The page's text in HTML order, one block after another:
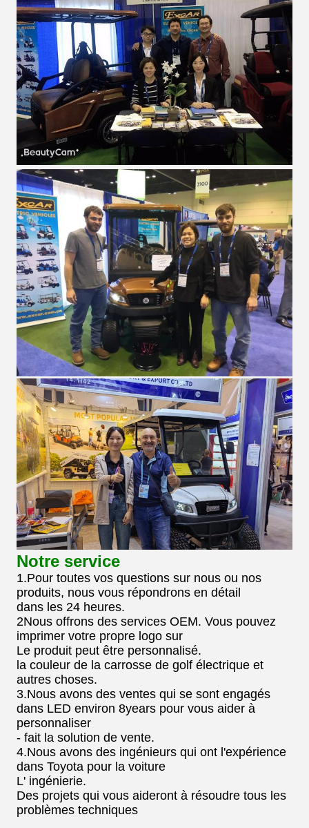
Notre service
1.Pour toutes vos questions sur nous ou nos
produits, nous vous répondrons en détail
dans les 24 heures.
2Nous offrons des services OEM. Vous pouvez
imprimer votre propre logo sur
Le produit peut être personnalisé.
la couleur de la carrosse de golf électrique et
autres choses.
3.Nous avons des ventes qui se sont engagés
dans LED environ 8years pour vous aider à
personnaliser
- fait la solution de vente.
4.Nous avons des ingénieurs qui ont l'expérience
dans Toyota pour la voiture
L' ingénierie.
Des projets qui vous aideront à résoudre tous les
problèmes techniques